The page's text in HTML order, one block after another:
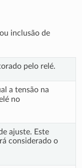
inclusão de
pelo relé.
a tensão na
no
ajuste. Este
considerado o